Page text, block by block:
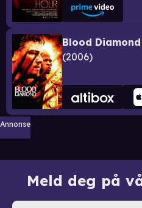
Blood Diamond
2006
Annonse
Meld deg på